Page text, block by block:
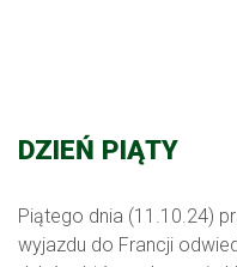
DZIEŃ PIĄTY
Piątego dnia (11.10.24)
wyjazdu do Francji